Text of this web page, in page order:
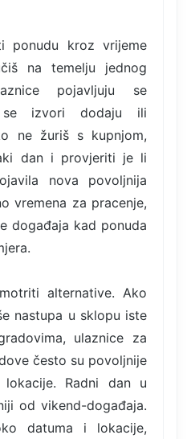
ponudu kroz vrijeme
na temelju jednog
pojavljuju se
se izvori dodaju ili
ne žuriš s kupnjom,
dan i provjeriti je li
nova povoljnija
vremena za pracenje,
događaja kad ponuda
alternative. Ako
nastupa u sklopu iste
ulaznice za
često su povoljnije
Radni dan u
od vikend-događaja.
datuma i lokacije,